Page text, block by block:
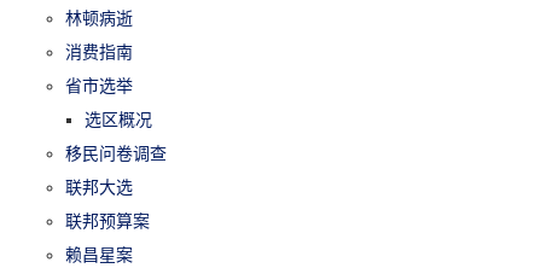
林顿病逝
消费指南
省市选举
选区概况
移民问卷调查
联邦大选
联邦预算案
赖昌星案